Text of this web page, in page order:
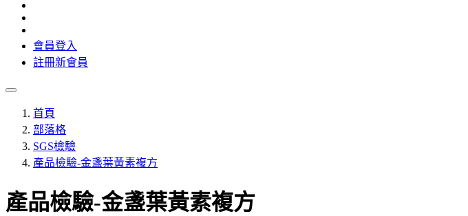
會員登入
註冊新會員
首頁
部落格
SGS檢驗
產品檢驗-金盞葉黃素複方
產品檢驗-金盞葉黃素複方